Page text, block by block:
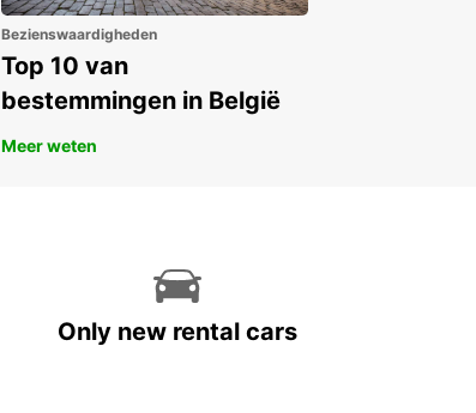
Bezienswaardigheden
Top 10 van
bestemmingen in België
Meer weten
Only new rental cars